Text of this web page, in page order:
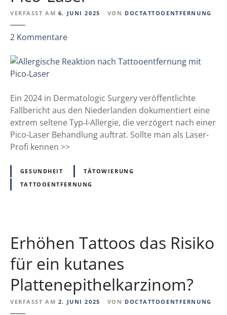
z
u
ä
o
e
r
u
n
g
b
t
s
y
s
e
VERFASST AM 6. JUNI 2025 VON DOCTATTOOENTFERNUNG
2 Kommentarez
A
e
r
g
i
s
e
t
o
n
n
a
Ein 2024 in Dermatologic Surgery veröffentlichte
Fallbericht aus den Niederlanden dokumentiert eine
extrem seltene Typ‑I-Allergie, die verzögert nach einer
Pico-Laser Behandlung auftrat. Sollte man als Laser-
Profi kennen >>
GESUNDHEIT
TÄTOWIERUNG
TATTOOENTFERNUNG
Erhöhen Tattoos das Risiko
für ein kutanes
Plattenepithelkarzinom?
VERFASST AM 2. JUNI 2025 VON DOCTATTOOENTFERNUNG